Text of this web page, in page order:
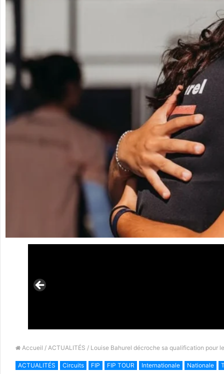
Accueil / ACTUALITÉS / Louise Bahurel décroche sa qualification pour
ACTUALITÉS Circuits FIP FIP TOUR Internationale Nationale